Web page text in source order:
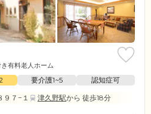
有料老人ホーム
要介護1~5
認知症可
９７−１
津久野駅から 徒歩18分